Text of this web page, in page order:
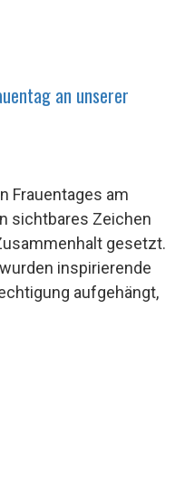
an un­se­rer
Frauentages am
sichtbares Zeichen
gesetzt.
inspirierende
aufgehängt,